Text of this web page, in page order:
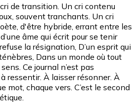
de transition. Un cri contenu
souvent tranchants. Un cri
d'être hybride, errant entre les
âme qui écrit pour se tenir
la résignation, D’un esprit qui
Dans un monde où tout
Ce journal n’est pas
ressentir. À laisser résonner. À
mot, chaque vers. C’est le second